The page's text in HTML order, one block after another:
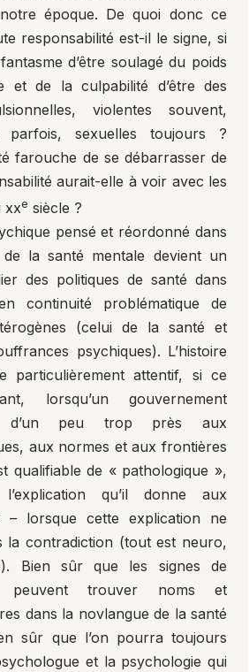
époque. De quoi donc ce
responsabilité est-il le signe, si
d’être soulagé du poids
et de la culpabilité d’être des
violentes souvent,
parfois, sexuelles toujours ?
farouche de se débarrasser de
aurait-elle à voir avec les
xxe siècle ?
pensé et réordonné dans
la santé mentale devient un
des politiques de santé dans
continuité problématique de
(celui de la santé et
psychiques). L’histoire
particulièrement attentif, si ce
lorsqu’un gouvernement
d’un peu trop près aux
aux normes et aux frontières
qualifiable de « pathologique »,
qu’il donne aux
– lorsque cette explication ne
la contradiction (tout est neuro,
Bien sûr que les signes de
peuvent trouver noms et
dans la novlangue de la santé
sûr que l’on pourra toujours
et la psychologie qui